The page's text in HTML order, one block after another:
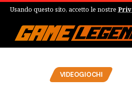
Usando questo sito, accetto le nostre
VIDEOGIOCHI